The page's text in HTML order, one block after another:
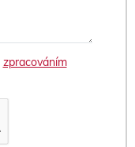
zpracováním